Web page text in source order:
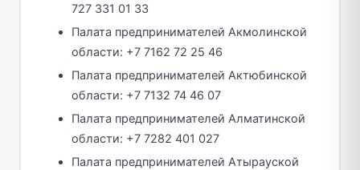
727 331 01 33
Палата предпринимателей Акмолинской
области: +7 7162 72 25 46
Палата предпринимателей Актюбинской
области: +7 7132 74 46 07
Палата предпринимателей Алматинской
области: +7 7282 401 027
Палата предпринимателей Атырауской